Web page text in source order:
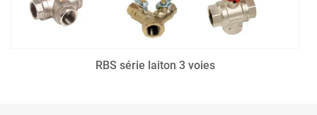
RBS série laiton 3 voies